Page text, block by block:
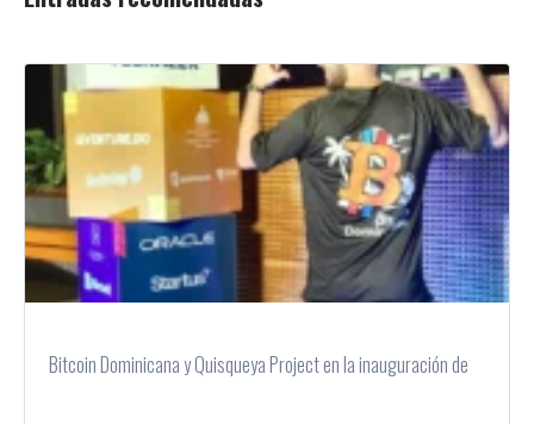
Bitcoin Dominicana y Quisqueya Project en la inauguración de